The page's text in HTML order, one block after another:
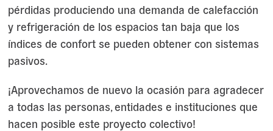
pérdidas produciendo una demanda de calefacción
y refrigeración de los espacios tan baja que los
índices de confort se pueden obtener con sistemas
pasivos.
¡Aprovechamos de nuevo la ocasión para agradecer
a todas las personas, entidades e instituciones que
hacen posible este proyecto colectivo!